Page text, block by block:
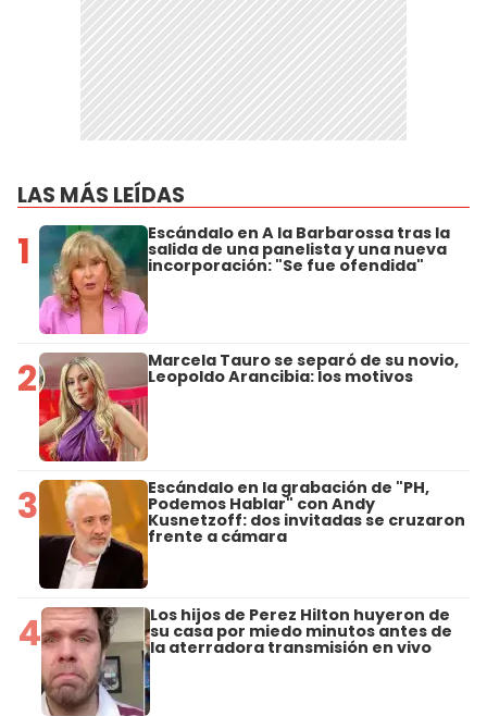
LAS MÁS LEÍDAS
1 Escándalo en A la Barbarossa tras la
salida de una panelista y una nueva
incorporación: "Se fue ofendida"
2 Marcela Tauro se separó de su novio,
Leopoldo Arancibia: los motivos
3 Escándalo en la grabación de "PH,
Podemos Hablar" con Andy
Kusnetzoff: dos invitadas se cruzaron
frente a cámara
4 Los hijos de Perez Hilton huyeron de
su casa por miedo minutos antes de
la aterradora transmisión en vivo